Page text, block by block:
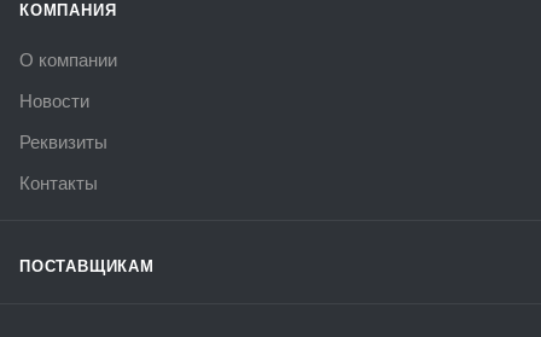
КОМПАНИЯ
О компании
Новости
Реквизиты
Контакты
ПОСТАВЩИКАМ